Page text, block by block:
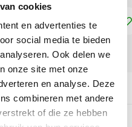
cookies
en advertenties te
social media te bieden
Ook delen we
onze site met onze
en analyse. Deze
combineren met andere
of die ze hebben
aan winkelwagen